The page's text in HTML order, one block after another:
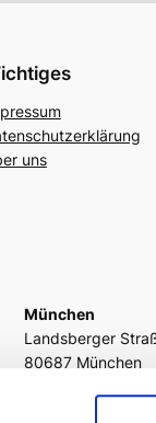
uns
München
Landsberger
80687 München
+49 89